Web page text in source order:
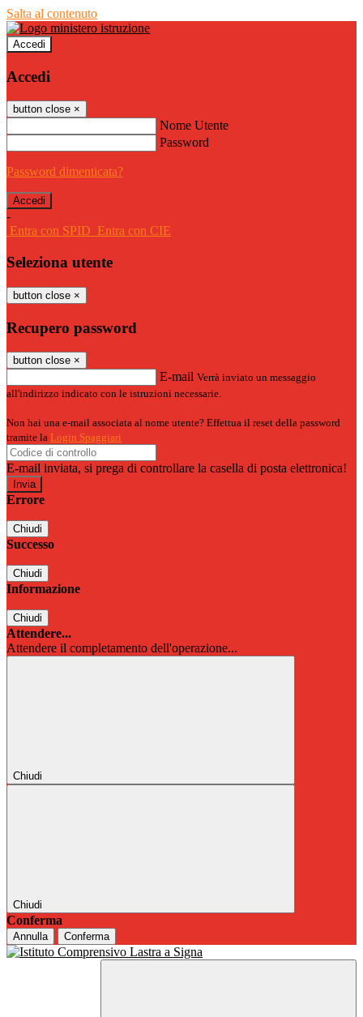
Salta al contenuto
Accedi
Accedi
button close ×
Nome Utente
Password
Password dimenticata?
-
Entra con SPID Entra con CIE
Seleziona utente
button close ×
Recupero password
button close ×
E-mail Verrà inviato un messaggio
all'indirizzo indicato con le istruzioni necessarie.
Non hai una e-mail associata al nome utente? Effettua il reset della password
tramite la Login Spaggiari
E-mail inviata, si prega di controllare la casella di posta elettronica!
Errore
Chiudi
Successo
Chiudi
Informazione
Chiudi
Attendere...
Attendere il completamento dell'operazione...
Chiudi
Chiudi
Conferma
Annulla Conferma